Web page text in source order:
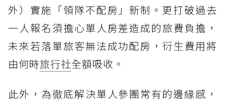
外）實施「領隊不配房」新制。更打破過去
一人報名須擔心單人房差造成的旅費負擔，
未來若落單旅客無法成功配房，衍生費用將
由何時旅行社全額吸收。
此外，為徹底解決單人參團常有的邊緣感，